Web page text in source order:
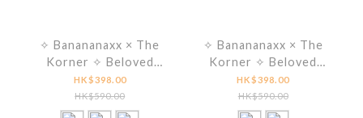
✧ Banananaxx × The
Korner ✧ Beloved
Sandals
HK$398.00
HK$590.00
✧ Banananaxx × The
Korner ✧ Beloved
Wingtip Double Monk
HK$398.00
HK$590.00